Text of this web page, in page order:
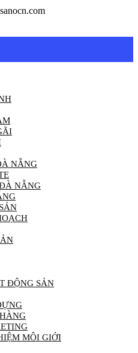
NẴNG
NẴNG
ĐỘNG SẢN
MÔI GIỚI